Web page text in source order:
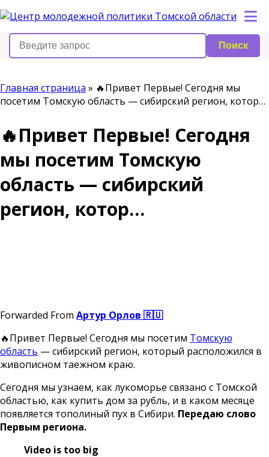
Поиск
Главная страница » 🔥Привет Первые! Сегодня мы
посетим Томскую область — сибирский регион, котор…
🔥Привет Первые! Сегодня
мы посетим Томскую
область — сибирский
регион, котор…
Forwarded From Артур Орлов 🇷🇺
🔥Привет Первые! Сегодня мы посетим Томскую
область — сибирский регион, который расположился в
живописном таежном краю.
Сегодня мы узнаем, как лукоморье связано с Томской
областью, как купить дом за рубль, и в каком месяце
появляется тополиный пух в Сибири. Передаю слово
Первым региона.
Video is too big